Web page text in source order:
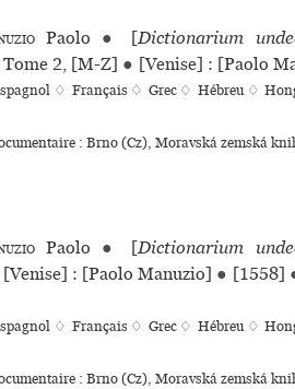
Paolo ● [Dictionarium
Tome 2, [M-Z] ● [Venise] : [Paolo
♢ Français ♢ Grec ♢ Hébreu ♢
: Brno (Cz), Moravská zemská
Paolo ● [Dictionarium
[Venise] : [Paolo Manuzio] ● [1558]
♢ Français ♢ Grec ♢ Hébreu ♢
: Brno (Cz), Moravská zemská